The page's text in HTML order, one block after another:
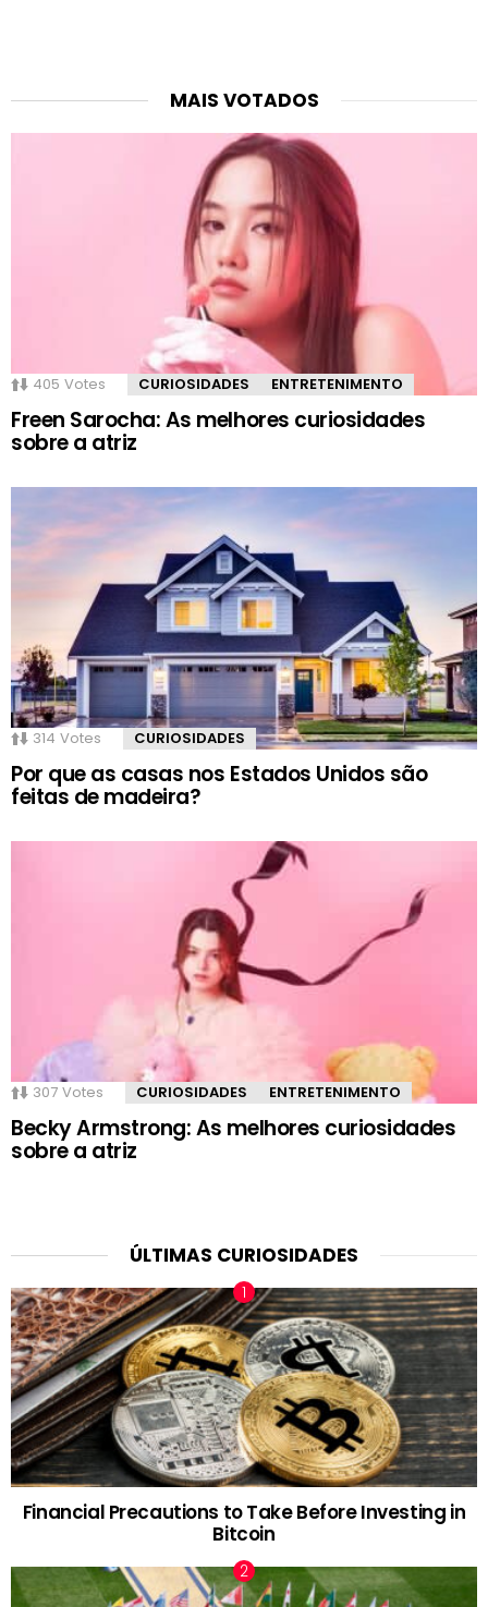
MAIS VOTADOS
405 Votes CURIOSIDADES ENTRETENIMENTO
Freen Sarocha: As melhores curiosidades
sobre a atriz
314 Votes CURIOSIDADES
Por que as casas nos Estados Unidos são
feitas de madeira?
307 Votes CURIOSIDADES ENTRETENIMENTO
Becky Armstrong: As melhores curiosidades
sobre a atriz
ÚLTIMAS CURIOSIDADES
Financial Precautions to Take Before Investing in
Bitcoin